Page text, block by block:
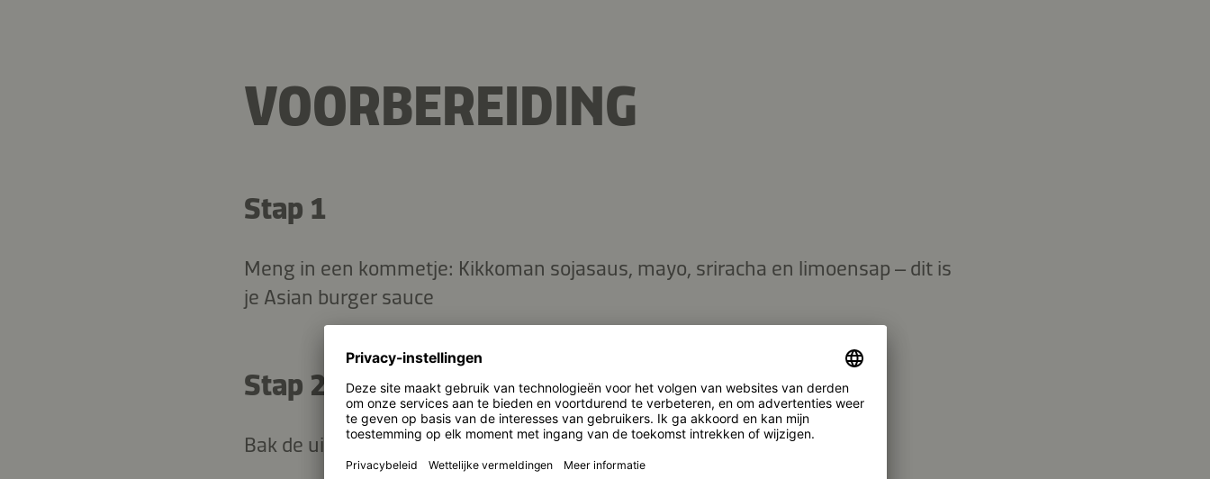
VOORBEREIDING
Stap 1
Meng in een kommetje: Kikkoman sojasaus, mayo, sriracha en limoensap – dit is
je Asian burger sauce
Stap 2
Bak de uienringen langzaam goudbruin en zacht. Zet apart.